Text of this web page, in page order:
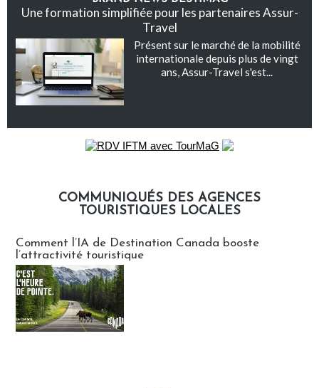
Une formation simplifiée pour les partenaires Assur-
Travel
Présent sur le marché de la mobilité
internationale depuis plus de vingt
ans, Assur-Travel s'est...
COMMUNIQUÉS DES AGENCES
TOURISTIQUES LOCALES
Comment l’IA de Destination Canada booste
l’attractivité touristique